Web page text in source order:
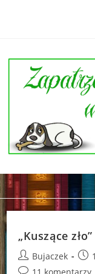
„Kuszące
Post
author:
Bujaczek
Post
Post11 komentarzy